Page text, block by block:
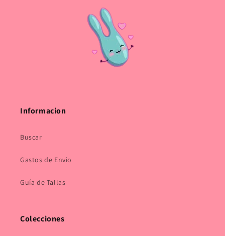
Informacion
Buscar
Gastos de Envio
Guía de Tallas
Colecciones